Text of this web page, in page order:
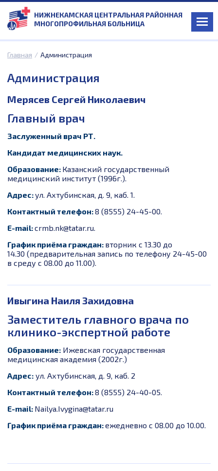
НИЖНЕКАМСКАЯ ЦЕНТРАЛЬНАЯ РАЙОННАЯ
МНОГОПРОФИЛЬНАЯ БОЛЬНИЦА
Главная / Администрация
Администрация
Мерясев Сергей Николаевич
Главный врач
Заслуженный врач РТ.
Кандидат медицинских наук.
Образование: Казанский государственный
медицинский институт (1996г.).
Адрес:ул. Ахтубинская, д. 9, каб. 1.
Контактный телефон:8 (8555) 24-45-00.
E-mail:crmb.nk@tatar.ru.
График приёма граждан: вторник с 13.30 до
14.30 (предварительная запись по телефону 24-45-00
в среду с 08.00 до 11.00).
Ивыгина Наиля Захидовна
Заместитель главного врача по
клинико-экспертной работе
Образование: Ижевская государственная
медицинская академия (2002г.)
Адрес: ул. Ахтубинская, д. 9, каб. 2
Контактный телефон:8 (8555) 24-40-05.
E-mail: Nailya.Ivygina@tatar.ru
График приёма граждан:ежедневно с 08.00 до 10.00.